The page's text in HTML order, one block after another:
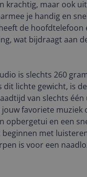
krachtig, maar ook
je handig en
de hoofdtelefoon
wat bijdraagt aan
is slechts 260
dit lichte gewicht, is
van slechts
favoriete muziek
opbergetui en een
met
is voor een